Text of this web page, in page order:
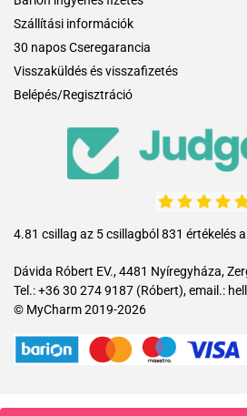
Szállítási információk
30 napos Cseregarancia
Visszaküldés és visszafizetés
Belépés/Regisztráció
4.81 csillag az 5 csillagból 831 értékelés
Dávida Róbert EV., 4481 Nyíregyháza,
Tel.: +36 30 274 9187 (Róbert), email.:
© MyCharm 2019-2026